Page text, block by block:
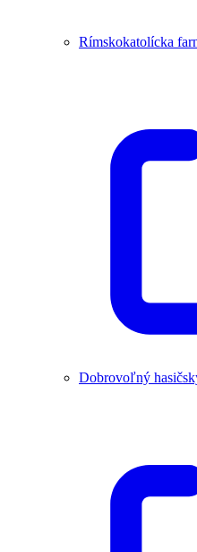
Rímskokatolícka
Dobrovoľný